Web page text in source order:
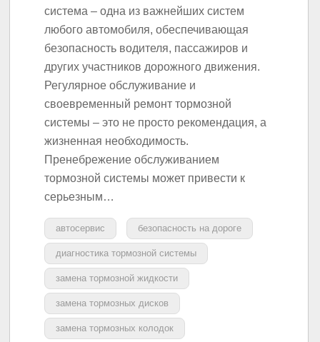
система – одна из важнейших систем
любого автомобиля, обеспечивающая
безопасность водителя, пассажиров и
других участников дорожного движения.
Регулярное обслуживание и
своевременный ремонт тормозной
системы – это не просто рекомендация, а
жизненная необходимость.
Пренебрежение обслуживанием
тормозной системы может привести к
серьезным…
автосервис безопасность на дороге
диагностика тормозной системы
замена тормозной жидкости
замена тормозных дисков
замена тормозных колодок